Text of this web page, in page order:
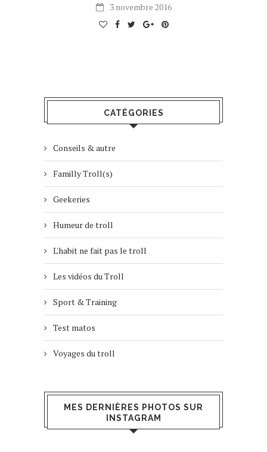
3 novembre 2016
CATÉGORIES
Conseils & autre
Familly Troll(s)
Geekeries
Humeur de troll
L'habit ne fait pas le troll
Les vidéos du Troll
Sport & Training
Test matos
Voyages du troll
MES DERNIÈRES PHOTOS SUR
INSTAGRAM